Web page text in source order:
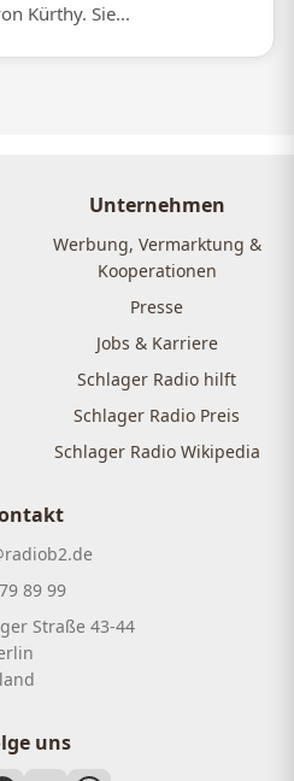
Kürthy. Sie...
Unternehmen
Werbung, Vermarktung &
Kooperationen
Presse
Jobs & Karriere
Schlager Radio hilft
Schlager Radio Preis
Schlager Radio Wikipedia
89 99
Straße 43-44
uns